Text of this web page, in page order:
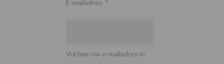
E-mailadres *
Vul hier uw e-mailadres in